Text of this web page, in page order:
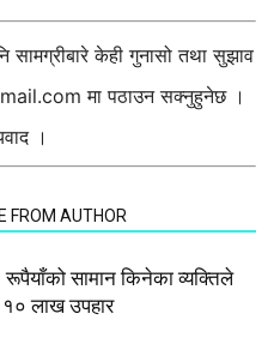
सामग्रीबारे केही गुनासो तथा सुझाव
मा पठाउन सक्नुहुनेछ ।
।
FROM AUTHOR
सामान किनेका व्यक्तिले
१० लाख उपहार